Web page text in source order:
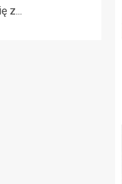
z...